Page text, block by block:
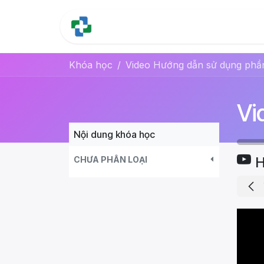
Khóa học
Nội dung khóa học
CHƯA PHÂN LOẠI